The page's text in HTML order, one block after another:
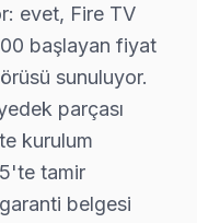
olarak öne
ile bilinirken, JVC
bir mahalledir.
evet, Fire TV
başlayan fiyat
sunuluyor.
parçası
kurulum
tamir
belgesi